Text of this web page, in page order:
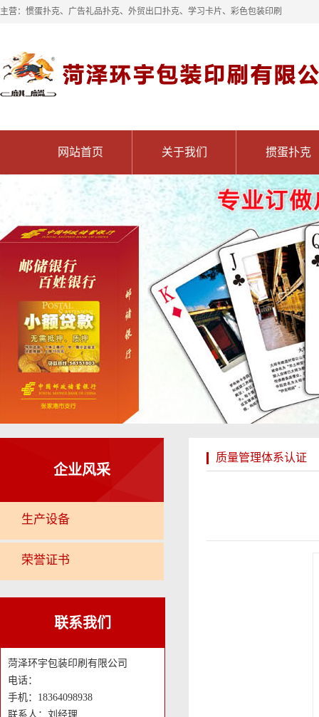
主营：惯蛋扑克、广告礼品扑克、外贸出口扑克、学习卡片、彩色包装印刷
网站首页 关于我们 掼蛋扑克
企业风采
生产设备
荣誉证书
联系我们
菏泽环宇包装印刷有限公司
电话：
手机：18364098938
联系人：刘经理
质量管理体系认证